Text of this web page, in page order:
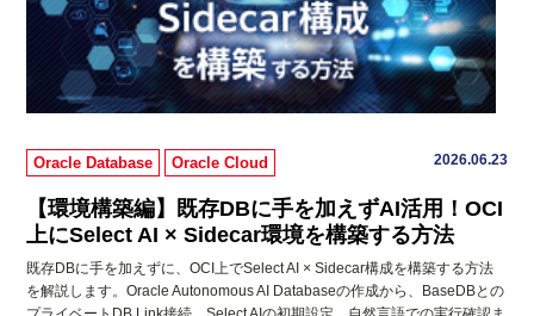
Oracle Database Oracle Cloud 2026.06.23
【環境構築編】既存DBに手を加えずAI活用！OCI
上にSelect AI × Sidecar環境を構築する方法
既存DBに手を加えずに、OCI上でSelect AI × Sidecar構成を構築する方法
を解説します。Oracle Autonomous AI Databaseの作成から、BaseDBとの